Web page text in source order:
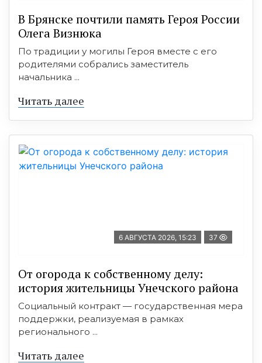
В Брянске почтили память Героя России
Олега Визнюка
По традиции у могилы Героя вместе с его
родителями собрались заместитель
начальника ...
Читать далее
6 АВГУСТА 2026, 15:23 37
От огорода к собственному делу:
история жительницы Унечского района
Социальный контракт — государственная мера
поддержки, реализуемая в рамках
регионального ...
Читать далее